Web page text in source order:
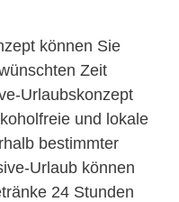
können Sie
Zeit
Urlaubskonzept
und lokale
bestimmter
Urlaub können
24 Stunden